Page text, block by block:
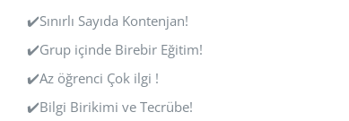
✔️Sınırlı Sayıda Kontenjan!
✔️Grup içinde Birebir Eğitim!
✔️Az öğrenci Çok ilgi !
✔️Bilgi Birikimi ve Tecrübe!